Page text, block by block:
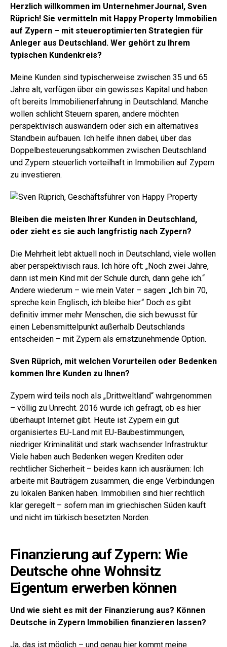
Herzlich willkommen im UnternehmerJournal, Sven
Rüprich! Sie vermitteln mit Happy Property Immobilien
auf Zypern – mit steueroptimierten Strategien für
Anleger aus Deutschland. Wer gehört zu Ihrem
typischen Kundenkreis?
Meine Kunden sind typischerweise zwischen 35 und 65
Jahre alt, verfügen über ein gewisses Kapital und haben
oft bereits Immobilienerfahrung in Deutschland. Manche
wollen schlicht Steuern sparen, andere möchten
perspektivisch auswandern oder sich ein alternatives
Standbein aufbauen. Ich helfe ihnen dabei, über das
Doppelbesteuerungsabkommen zwischen Deutschland
und Zypern steuerlich vorteilhaft in Immobilien auf Zypern
zu investieren.
Bleiben die meisten Ihrer Kunden in Deutschland,
oder zieht es sie auch langfristig nach Zypern?
Die Mehrheit lebt aktuell noch in Deutschland, viele wollen
aber perspektivisch raus. Ich höre oft: „Noch zwei Jahre,
dann ist mein Kind mit der Schule durch, dann gehe ich.“
Andere wiederum – wie mein Vater – sagen: „Ich bin 70,
spreche kein Englisch, ich bleibe hier.“ Doch es gibt
definitiv immer mehr Menschen, die sich bewusst für
einen Lebensmittelpunkt außerhalb Deutschlands
entscheiden – mit Zypern als ernstzunehmende Option.
Sven Rüprich, mit welchen Vorurteilen oder Bedenken
kommen Ihre Kunden zu Ihnen?
Zypern wird teils noch als „Drittweltland“ wahrgenommen
– völlig zu Unrecht. 2016 wurde ich gefragt, ob es hier
überhaupt Internet gibt. Heute ist Zypern ein gut
organisiertes EU-Land mit EU-Baubestimmungen,
niedriger Kriminalität und stark wachsender Infrastruktur.
Viele haben auch Bedenken wegen Krediten oder
rechtlicher Sicherheit – beides kann ich ausräumen: Ich
arbeite mit Bauträgern zusammen, die enge Verbindungen
zu lokalen Banken haben. Immobilien sind hier rechtlich
klar geregelt – sofern man im griechischen Süden kauft
und nicht im türkisch besetzten Norden.
Finanzierung auf Zypern: Wie
Deutsche ohne Wohnsitz
Eigentum erwerben können
Und wie sieht es mit der Finanzierung aus? Können
Deutsche in Zypern Immobilien finanzieren lassen?
Ja, das ist möglich – und genau hier kommt meine